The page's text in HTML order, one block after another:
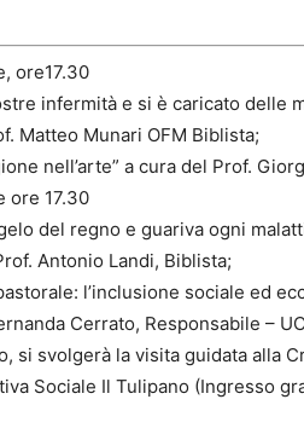
ore17.30
infermità e si è caricato delle
Matteo Munari OFM Biblista;
nell’arte” a cura del Prof.
ore 17.30
del regno e guariva ogni
Antonio Landi, Biblista;
l’inclusione sociale ed
Cerrato, Responsabile –
si svolgerà la visita guidata alla
Sociale Il Tulipano (Ingresso